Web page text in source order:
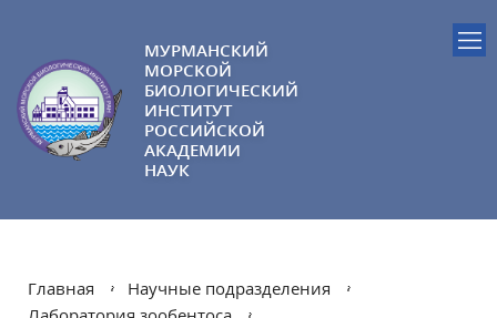
МУРМАНСКИЙ
МОРСКОЙ
БИОЛОГИЧЕСКИЙ
ИНСТИТУТ
РОССИЙСКОЙ
АКАДЕМИИ
НАУК
Главная
Научные подразделения